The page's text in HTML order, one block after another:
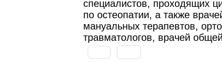
специалистов, проходящих
по остеопатии, а также
мануальных терапевтов,
травматологов, врачей